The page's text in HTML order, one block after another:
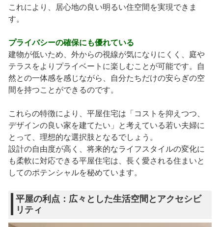
これにより、居心地の良い明るい住空間を実現できま
す。
プライバシーの確保にも優れている
建物が低いため、外からの視線が気になりにくく、庭や
テラスをよりプライベートに楽しむことが可能です。自
然との一体感を感じながら、自分たちだけの安らぎの空
間を持つことができるのです。
これらの特徴により、平屋住宅は「コストを抑えつつ、
デザインの良い家を建てたい」と考えている若い夫婦に
とって、理想的な選択肢となるでしょう。
設計の自由度が高く、将来的なライフスタイルの変化に
も柔軟に対応できる平屋住宅は、長く愛される住まいと
してのポテンシャルを秘めています。
平屋の利点：広々とした生活空間とアクセシビ
リティ